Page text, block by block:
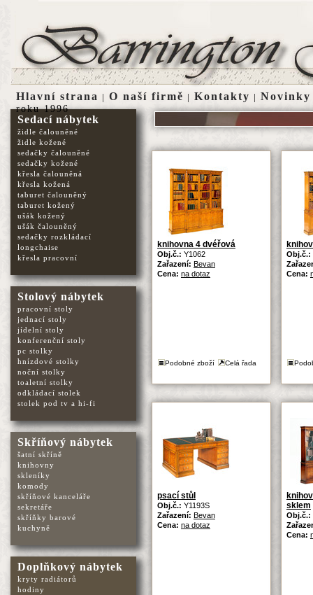
knihovna 4 dvéřová
Obj.č.: Y1062
Zařazení: Bevan
Cena: na dotaz
Podobné zboží Celá řada
Obj.č.:
Cena:
psací stůl
Obj.č.: Y1193S
Zařazení: Bevan
Cena: na dotaz
sklem
Obj.č.:
Cena:
Sedací nábytek
židle čalouněné
židle kožené
sedačky čalouněné
sedačky kožené
křesla čalouněná
křesla kožená
taburet čalouněný
taburet kožený
ušák kožený
ušák čalouněný
sedačky rozkládací
longchaise
křesla pracovní
Stolový nábytek
pracovní stoly
jednací stoly
jídelní stoly
konferenční stoly
pc stolky
hnízdové stolky
noční stolky
toaletní stolky
odkládací stolek
stolek pod tv a hi-fi
Skříňový nábytek
šatní skříně
knihovny
skleníky
komody
skříňové kanceláře
sekretáře
skříňky barové
kuchyně
Doplňkový nábytek
kryty radiátorů
hodiny
Hlavní strana | O naší firmě | Kontakty | Novinky
roku 1996